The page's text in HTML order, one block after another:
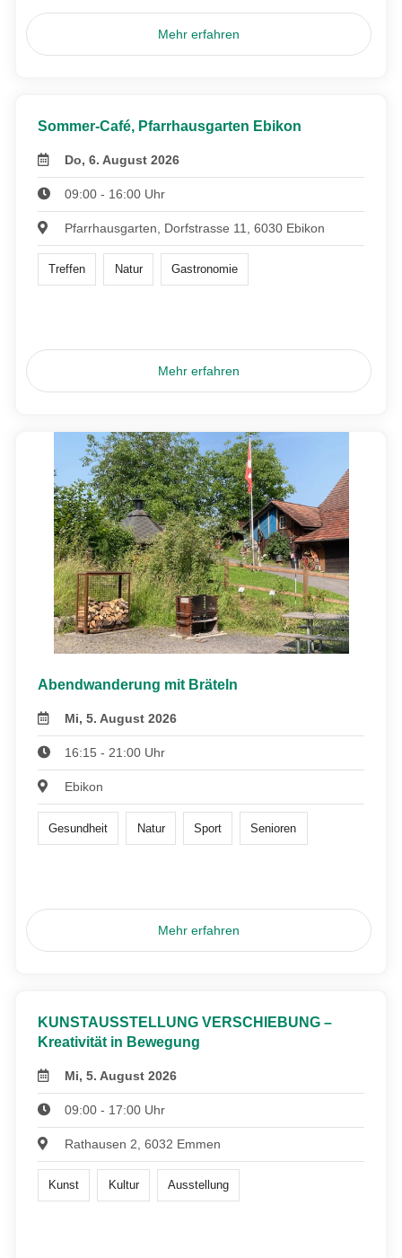
Mehr erfahren
Sommer-Café, Pfarrhausgarten Ebikon
Do, 6. August 2026
09:00 - 16:00 Uhr
Pfarrhausgarten, Dorfstrasse 11, 6030 Ebikon
Treffen Natur Gastronomie
Mehr erfahren
Abendwanderung mit Bräteln
Mi, 5. August 2026
16:15 - 21:00 Uhr
Ebikon
Gesundheit Natur Sport Senioren
Mehr erfahren
KUNSTAUSSTELLUNG VERSCHIEBUNG –
Kreativität in Bewegung
Mi, 5. August 2026
09:00 - 17:00 Uhr
Rathausen 2, 6032 Emmen
Kunst Kultur Ausstellung